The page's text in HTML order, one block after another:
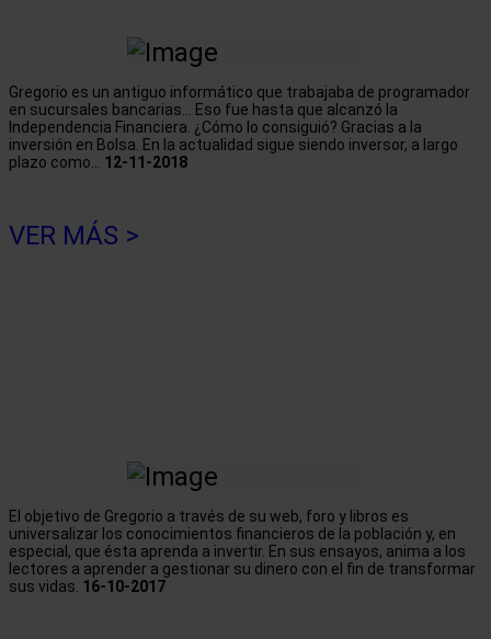
Gregorio es un antiguo informático que trabajaba de programador
en sucursales bancarias... Eso fue hasta que alcanzó la
Independencia Financiera. ¿Cómo lo consiguió? Gracias a la
inversión en Bolsa. En la actualidad sigue siendo inversor, a largo
plazo como... 12-11-2018
VER MÁS >
El objetivo de Gregorio a través de su web, foro y libros es
universalizar los conocimientos financieros de la población y, en
especial, que ésta aprenda a invertir. En sus ensayos, anima a los
lectores a aprender a gestionar su dinero con el fin de transformar
sus vidas. 16-10-2017